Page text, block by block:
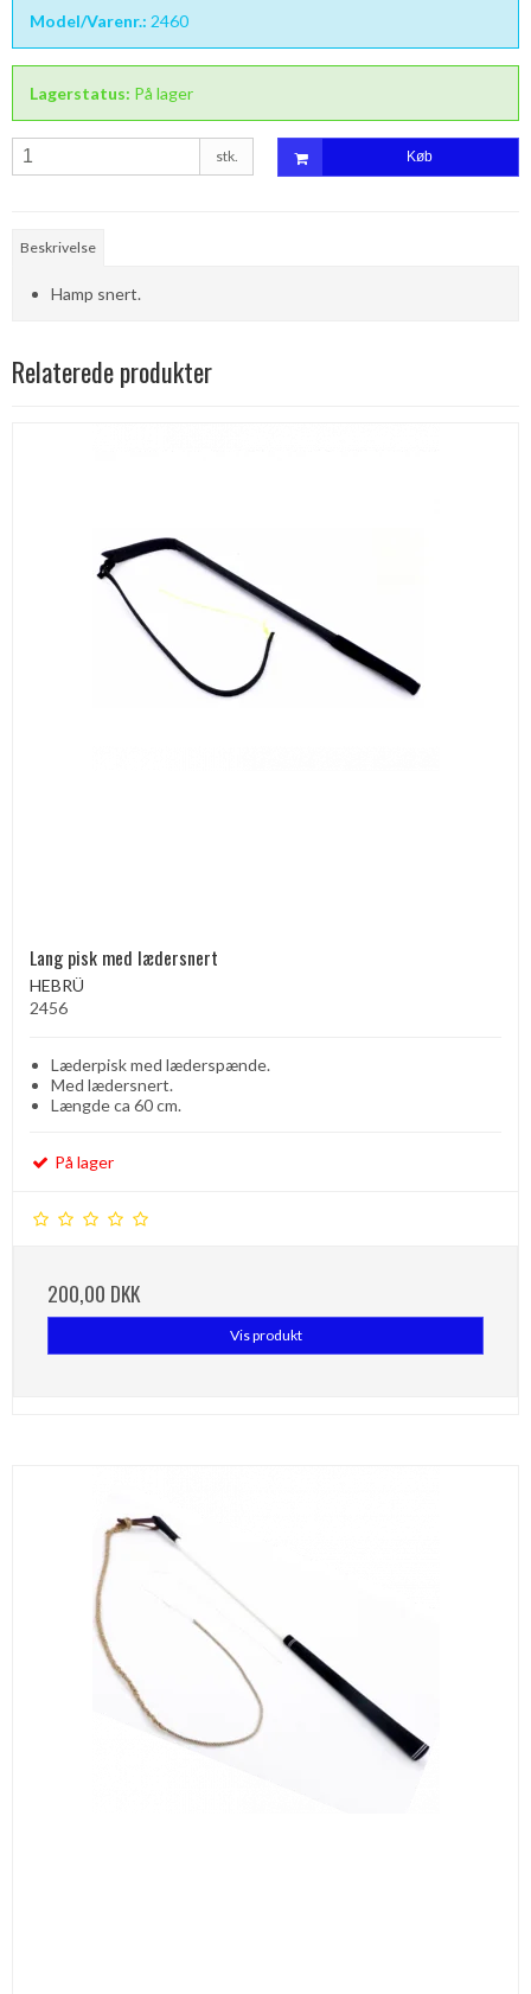
Model/Varenr.: 2460
Lagerstatus: På lager
stk. Køb
Beskrivelse
Hamp snert.
Relaterede produkter
Lang pisk med lædersnert
HEBRÜ
2456
Læderpisk med læderspænde.
Med lædersnert.
Længde ca 60 cm.
På lager
200,00 DKK
Vis produkt